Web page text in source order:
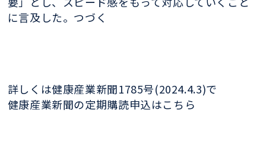
に言及した。つづく
詳しくは健康産業新聞1785号(2024.4.3)で
健康産業新聞の定期購読申込はこちら